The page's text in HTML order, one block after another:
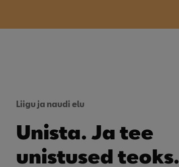
Liigu ja naudi elu
Unista. Ja tee
unistused teoks.